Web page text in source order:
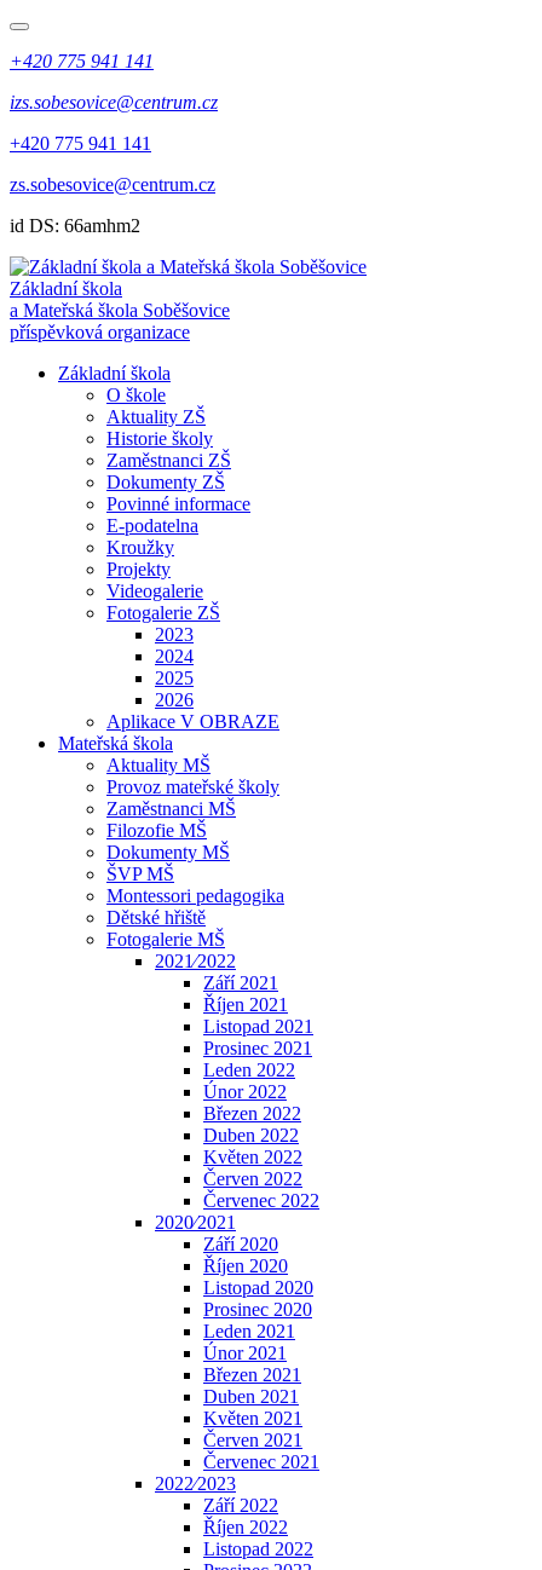
+420 775 941 141
izs.sobesovice@centrum.cz
+420 775 941 141
zs.sobesovice@centrum.cz
id DS: 66amhm2
Základní škola
a Mateřská škola Soběšovice
příspěvková organizace
Základní škola
O škole
Aktuality ZŠ
Historie školy
Zaměstnanci ZŠ
Dokumenty ZŠ
Povinné informace
E-podatelna
Kroužky
Projekty
Videogalerie
Fotogalerie ZŠ
2023
2024
2025
2026
Aplikace V OBRAZE
Mateřská škola
Aktuality MŠ
Provoz mateřské školy
Zaměstnanci MŠ
Filozofie MŠ
Dokumenty MŠ
ŠVP MŠ
Montessori pedagogika
Dětské hřiště
Fotogalerie MŠ
2021⁄2022
Září 2021
Říjen 2021
Listopad 2021
Prosinec 2021
Leden 2022
Únor 2022
Březen 2022
Duben 2022
Květen 2022
Červen 2022
Červenec 2022
2020⁄2021
Září 2020
Říjen 2020
Listopad 2020
Prosinec 2020
Leden 2021
Únor 2021
Březen 2021
Duben 2021
Květen 2021
Červen 2021
Červenec 2021
2022⁄2023
Září 2022
Říjen 2022
Listopad 2022